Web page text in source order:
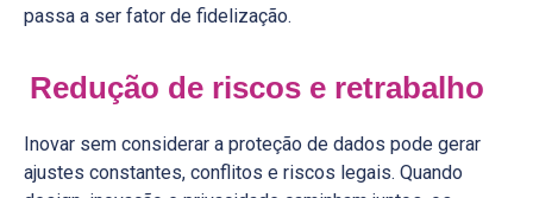
passa a ser fator de fidelização.
Redução de riscos e retrabalho
Inovar sem considerar a proteção de dados pode gerar
ajustes constantes, conflitos e riscos legais. Quando